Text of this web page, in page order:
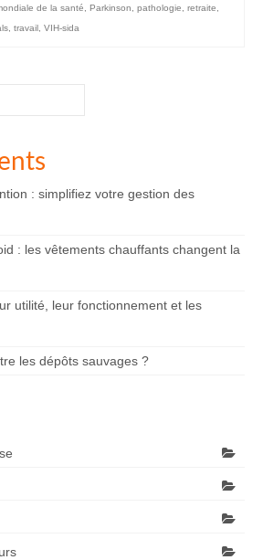
de la santé Parkinson pathologie retraite
travail VIH-sida
: simplifiez votre gestion des
: les vêtements chauffants changent la
utilité, leur fonctionnement et les
les dépôts sauvages ?